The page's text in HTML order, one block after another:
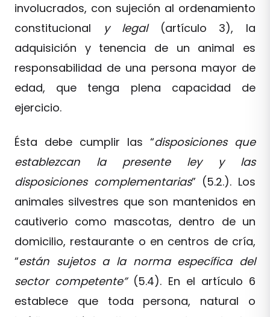
involucrados, con sujeción al ordenamiento
constitucional y legal(artículo 3), la
adquisición y tenencia de un animal es
responsabilidad de una persona mayor de
edad, que tenga plena capacidad de
ejercicio.
Ésta debe cumplir las “disposiciones que
establezcan la presente ley y las
disposiciones complementarias” (5.2.). Los
animales silvestres que son mantenidos en
cautiverio como mascotas, dentro de un
domicilio, restaurante o en centros de cría,
“están sujetos a la norma específica del
sector competente”(5.4). En el artículo 6
establece que toda persona, natural o